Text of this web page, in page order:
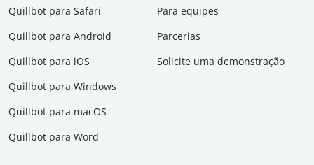
Quillbot para Safari
Quillbot para Android
Quillbot para iOS
Quillbot para Windows
Quillbot para macOS
Quillbot para Word
Para equipes
Parcerias
Solicite uma demonstração